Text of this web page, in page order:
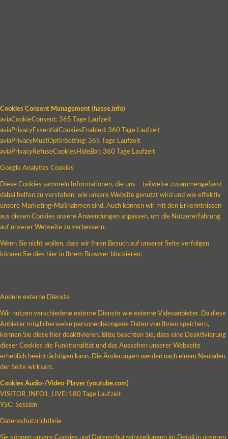
Cookies Consent Management (hasse.info)
aviaCookieConsent: 365 Tage Laufzeit
aviaPrivacyEssentialCookiesEnabled: 360 Tage Laufzeit
aviaPrivacyMustOptInSetting: 365 Tage Laufzeit
aviaPrivacyRefuseCookiesHideBar: 360 Tage Laufzeit
Google Analytics Cookies
Diese Cookies sammeln Informationen, die uns – teilweise zusammengefasst –
dabei helfen zu verstehen, wie unsere Website genutzt wird und wie effektiv
unsere Marketing-Maßnahmen sind. Auch können wir mit den Erkenntnissen
aus diesen Cookies unsere Anwendungen anpassen, um die Nutzererfahrung
auf unserer Webseite zu verbessern.
Wenn Sie nicht wollen, dass wir Ihren Besuch auf unserer Seite verfolgen
können Sie dies hier in Ihrem Browser blockieren:
Andere externe Dienste
Wir nutzen verschiedene externe Dienste wie externe Videoanbieter. Da diese
Anbieter möglicherweise personenbezogene Daten von Ihnen speichern,
können Sie diese hier deaktivieren. Bitte beachten Sie, dass eine Deaktivierung
dieser Cookies die Funktionalität und das Aussehen unserer Webseite
erheblich beeinträchtigen kann. Die Änderungen werden nach einem Neuladen
der Seite wirksam.
Cookies Audio-/Video-Player (youtube.com)
VISITOR_INFO1_LIVE: 180 Tage Laufzeit
YSC: Session
Datenschutzrichtlinie